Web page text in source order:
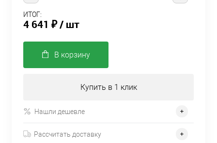
ИТОГ:
4 641 ₽/ шт
В корзину
Купить в 1 клик
Нашли дешевле
Рассчитать доставку